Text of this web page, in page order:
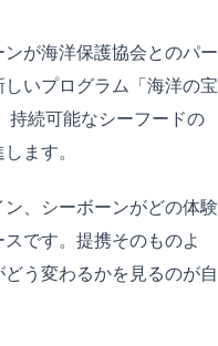
が海洋保護協会とのパー
いプログラム「海洋の宝
持続可能なシーフードの
ます。
、シーボーンがどの体験
です。提携そのものよ
う変わるかを見るのが自